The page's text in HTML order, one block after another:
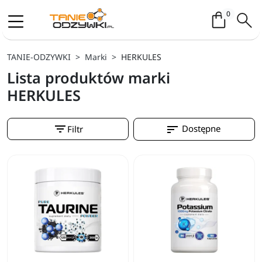
0Koszyk /
TANIE-ODZYWKI Marki HERKULES
Lista produktów marki
HERKULES
filter_list Filtr sort Dostępne